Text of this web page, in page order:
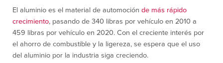
El aluminio es el material de automociónde más rápido
crecimiento, pasando de 340 libras por vehículo en 2010 a
459 libras por vehículo en 2020. Con el creciente interés por
el ahorro de combustible y la ligereza, se espera que el uso
del aluminio por la industria siga creciendo.